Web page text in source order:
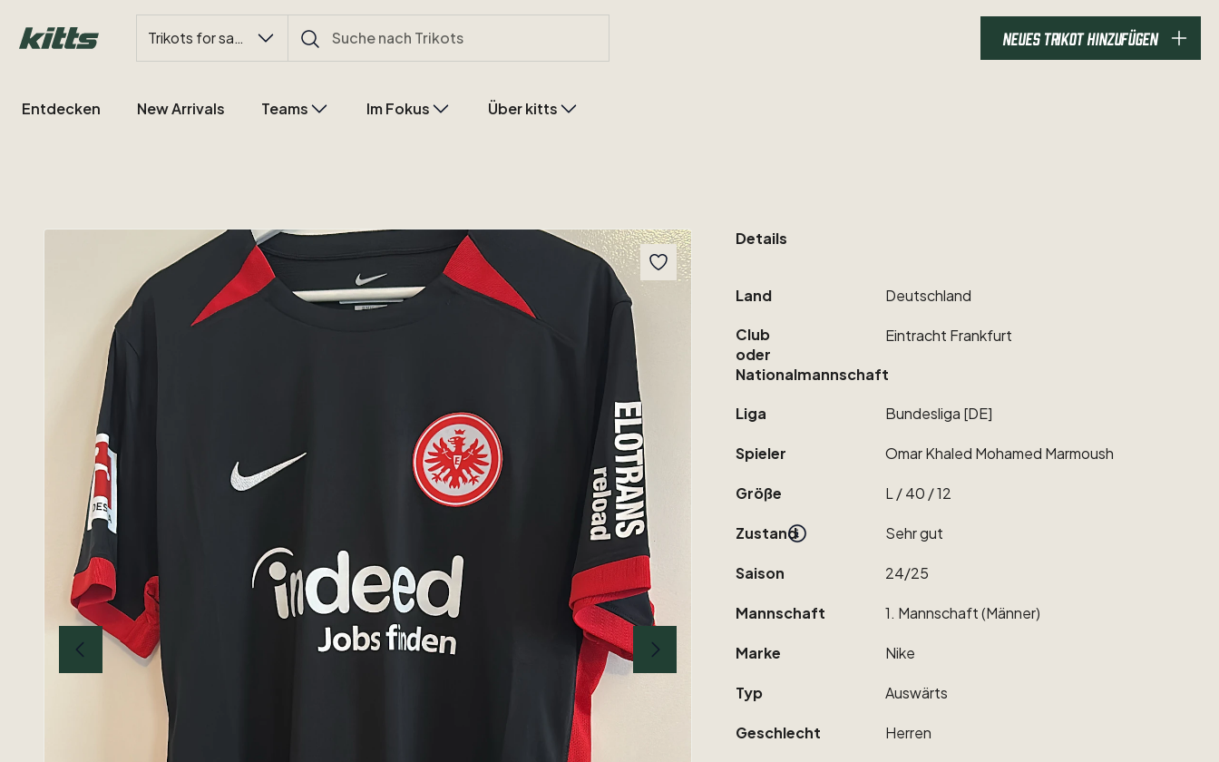
Trikots for sale NEUES TRIKOT HINZUFÜGEN
Entdecken New Arrivals Teams Im Fokus Über kitts
Details
Land Deutschland
Club
oder
Nationalmannschaft
Eintracht Frankfurt
Liga Bundesliga [DE]
Spieler OmarKhaled Mohamed Marmoush
Größe L ​/​40 ​/​12
Zustand Sehrgut
Saison 24​/​25
Mannschaft 1. Mannschaft(Männer)
Marke Nike
Typ Auswärts
Geschlecht Herren